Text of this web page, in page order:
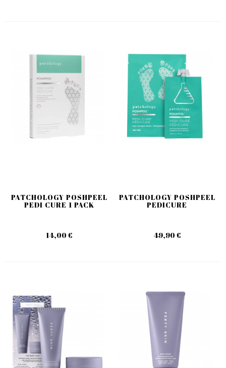
PATCHOLOGY POSHPEEL
PEDI CURE 1 PACK
14,00 €
PATCHOLOGY POSHPEEL
PEDICURE
49,90 €